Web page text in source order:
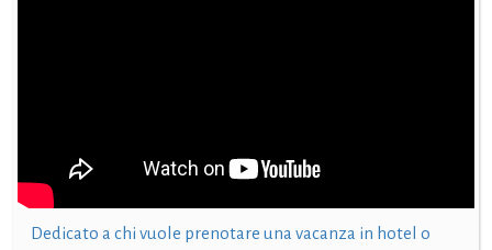
Dedicato a chi vuole prenotare una vacanza in hotel o